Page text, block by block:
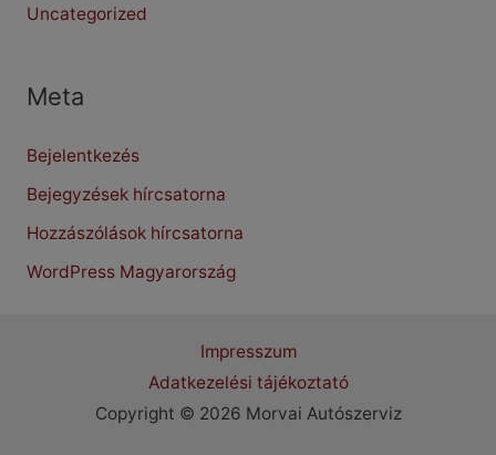
Uncategorized
Meta
Bejelentkezés
Bejegyzések hírcsatorna
Hozzászólások hírcsatorna
WordPress Magyarország
Impresszum
Adatkezelési tájékoztató
Copyright © 2026 Morvai Autószerviz